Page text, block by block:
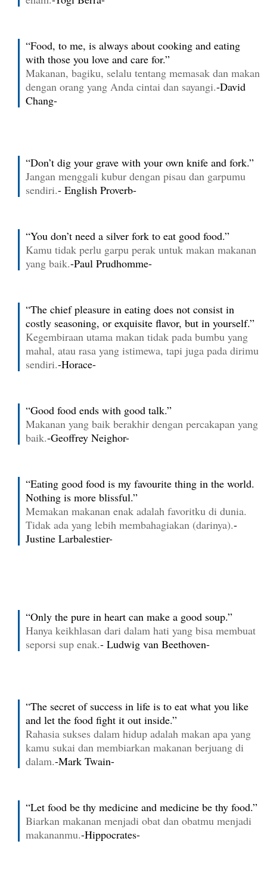
“Food, to me, is always about cooking and eating
with those you love and care for.”
Makanan, bagiku, selalu tentang memasak dan makan
dengan orang yang Anda cintai dan sayangi.-David
Chang-
“Don’t dig your grave with your own knife and fork.”
Jangan menggali kubur dengan pisau dan garpumu
sendiri.- English Proverb-
“You don’t need a silver fork to eat good food.”
Kamu tidak perlu garpu perak untuk makan makanan
yang baik.-Paul Prudhomme-
“The chief pleasure in eating does not consist in
costly seasoning, or exquisite flavor, but in yourself.”
Kegembiraan utama makan tidak pada bumbu yang
mahal, atau rasa yang istimewa, tapi juga pada dirimu
sendiri.-Horace-
“Good food ends with good talk.”
Makanan yang baik berakhir dengan percakapan yang
baik.-Geoffrey Neighor-
“Eating good food is my favourite thing in the world.
Nothing is more blissful.”
Memakan makanan enak adalah favoritku di dunia.
Tidak ada yang lebih membahagiakan (darinya).-
Justine Larbalestier-
“Only the pure in heart can make a good soup.”
Hanya keikhlasan dari dalam hati yang bisa membuat
seporsi sup enak.- Ludwig van Beethoven-
“The secret of success in life is to eat what you like
and let the food fight it out inside.”
Rahasia sukses dalam hidup adalah makan apa yang
kamu sukai dan membiarkan makanan berjuang di
dalam.-Mark Twain-
“Let food be thy medicine and medicine be thy food.”
Biarkan makanan menjadi obat dan obatmu menjadi
makananmu.-Hippocrates-